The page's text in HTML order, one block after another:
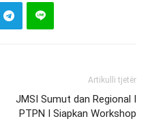
Artikulli tjetër
JMSI Sumut dan Regional I
PTPN I Siapkan Workshop